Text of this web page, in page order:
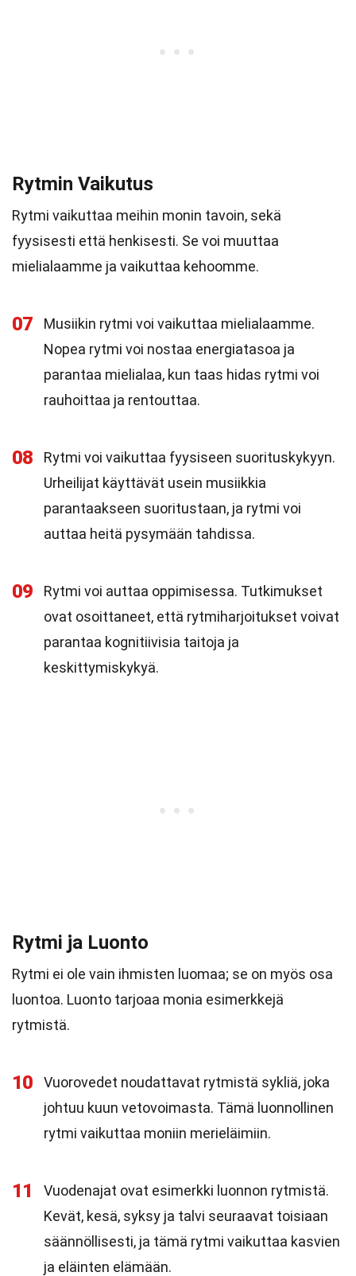
Rytmin Vaikutus
Rytmi vaikuttaa meihin monin tavoin, sekä
fyysisesti että henkisesti. Se voi muuttaa
mielialaamme ja vaikuttaa kehoomme.
07
Musiikin rytmi voi vaikuttaa mielialaamme.
Nopea rytmi voi nostaa energiatasoa ja
parantaa mielialaa, kun taas hidas rytmi voi
rauhoittaa ja rentouttaa.
08
Rytmi voi vaikuttaa fyysiseen suorituskykyyn.
Urheilijat käyttävät usein musiikkia
parantaakseen suoritustaan, ja rytmi voi
auttaa heitä pysymään tahdissa.
09
Rytmi voi auttaa oppimisessa. Tutkimukset
ovat osoittaneet, että rytmiharjoitukset voivat
parantaa kognitiivisia taitoja ja
keskittymiskykyä.
Rytmi ja Luonto
Rytmi ei ole vain ihmisten luomaa; se on myös osa
luontoa. Luonto tarjoaa monia esimerkkejä
rytmistä.
10
Vuorovedet noudattavat rytmistä sykliä, joka
johtuu kuun vetovoimasta. Tämä luonnollinen
rytmi vaikuttaa moniin merieläimiin.
11
Vuodenajat ovat esimerkki luonnon rytmistä.
Kevät, kesä, syksy ja talvi seuraavat toisiaan
säännöllisesti, ja tämä rytmi vaikuttaa kasvien
ja eläinten elämään.